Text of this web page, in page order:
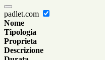
padlet.com
Nome
Tipologia
Proprieta
Descrizione